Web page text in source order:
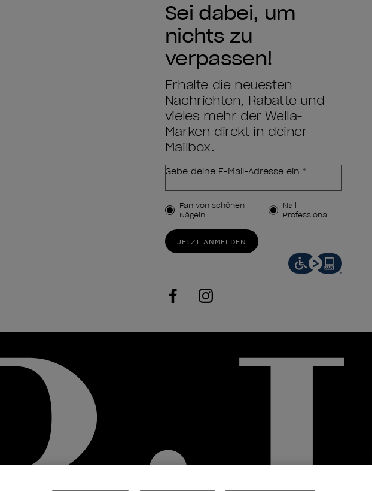
Sei dabei, um
nichts zu
verpassen!
Erhalte die neuesten
Nachrichten, Rabatte und
vieles mehr der Wella-
Marken direkt in deiner
Mailbox.
Gebe deine E-Mail-Adresse ein *
Kundenart
Fan von schönen
Nägeln
Nail
Professional
JETZT ANMELDEN